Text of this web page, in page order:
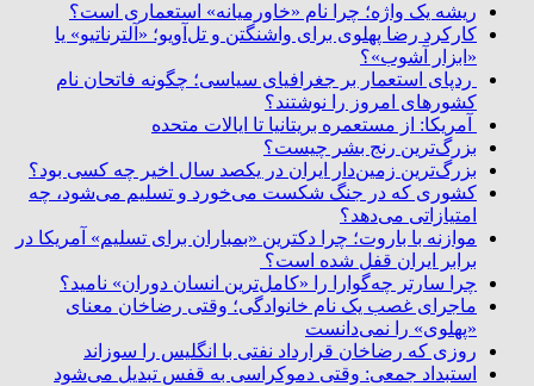
ریشه یک واژه؛ چرا نام «خاورمیانه» استعماری است؟
کارکرد رضا پهلوی برای واشنگتن و تل‌آویو؛ «آلترناتیو» یا
«ابزار آشوب»؟
ردپای استعمار بر جغرافیای سیاسی؛ چگونه فاتحان نام
کشورهای امروز را نوشتند؟
آمریکا: از مستعمره بریتانیا تا ایالات متحده
بزرگ‌ترین رنج بشر چیست؟
بزرگ‌ترین زمین‌دار ایران در یکصد سال اخیر چه کسی بود؟
کشوری که در جنگ شکست می‌خورد و تسلیم می‌شود، چه
امتیازاتی می‌دهد؟
موازنه با باروت؛ چرا دکترین «بمباران برای تسلیم» آمریکا در
برابر ایران قفل شده است؟
چرا سارتر چه‌گوارا را «کامل‌ترین انسان دوران» نامید؟
ماجرای غصب یک نام خانوادگی؛ وقتی رضاخان معنای
«پهلوی» را نمی‌دانست
روزی که رضاخان قرارداد نفتی با انگلیس را سوزاند
استبداد جمعی: وقتی دموکراسی به قفس تبدیل می‌شود